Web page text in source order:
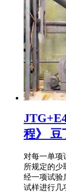
程》 豆
对每一单项
所规定的少
经一项试验
试样进行几